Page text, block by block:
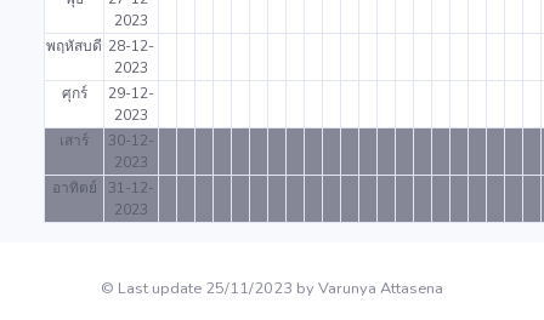
2023
พฤหัสบดี 28-12-
2023
ศุกร์
29-12-
2023
เสาร์
30-12-
2023
อาทิตย์
31-12-
2023
© Last update 25/11/2023 by Varunya Attasena